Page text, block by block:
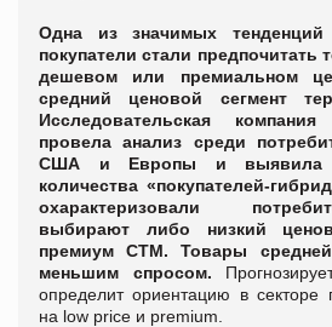
Одна из значимых
покупатели стали
дешевом или премиальном
средний ценовой сегмент
Исследовательская
провела анализ среди
США и Европы и выявила
количества «покупателей-
охарактеризовали
выбирают либо низкий
премиум СТМ. Товары
меньшим спросом.
определит ориентацию в секторе
на low price и premium.